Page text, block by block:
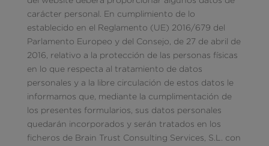
carácter personal. En cumplimiento de lo
establecido en el Reglamento (UE) 2016/679 del
Parlamento Europeo y del Consejo, de 27 de abril de
2016, relativo a la protección de las personas físicas
en lo que respecta al tratamiento de datos
personales y a la libre circulación de estos datos le
informamos que, mediante la cumplimentación de
los presentes formularios, sus datos personales
quedarán incorporados y serán tratados en los
ficheros de Brain Trust Consulting Services, S.L. con